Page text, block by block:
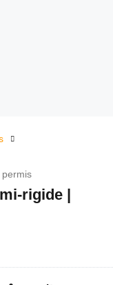
permis
rigide |